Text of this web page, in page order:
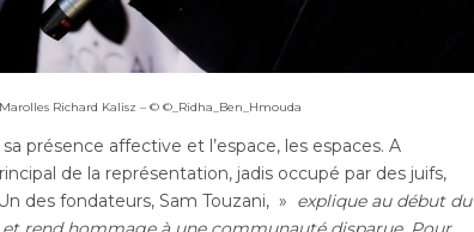
Marolles Richard Kalisz – © ©_Ridha_Ben_Hmouda
présence affective et l’espace, les espaces. A
de la représentation, jadis occupé par des juifs,
des fondateurs, Sam Touzani, » explique au début du